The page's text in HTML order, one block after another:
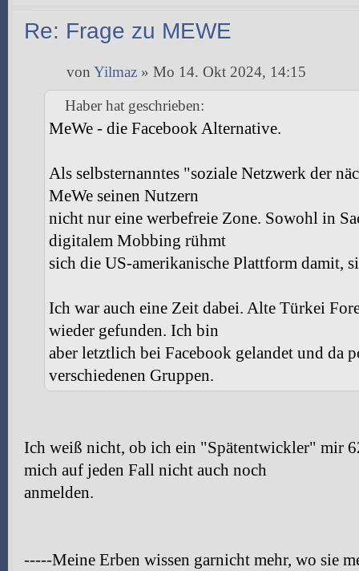
Re: Frage zu MEWE
von Yilmaz » Mo 14. Okt 2024, 14:15
Haber hat geschrieben:
MeWe - die Facebook Alternative.
Als selbsternanntes "soziale Netzwerk der
MeWe seinen Nutzern
nicht nur eine werbefreie Zone. Sowohl in
digitalem Mobbing rühmt
sich die US-amerikanische Plattform damit,
Ich war auch eine Zeit dabei. Alte Türkei
wieder gefunden. Ich bin
aber letztlich bei Facebook gelandet und da
verschiedenen Gruppen.
Ich weiß nicht, ob ich ein "Spätentwickler" mir
mich auf jeden Fall nicht auch noch
anmelden.
-----Meine Erben wissen garnicht mehr, wo sie